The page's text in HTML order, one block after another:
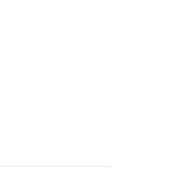
отпечаток
крошки, что